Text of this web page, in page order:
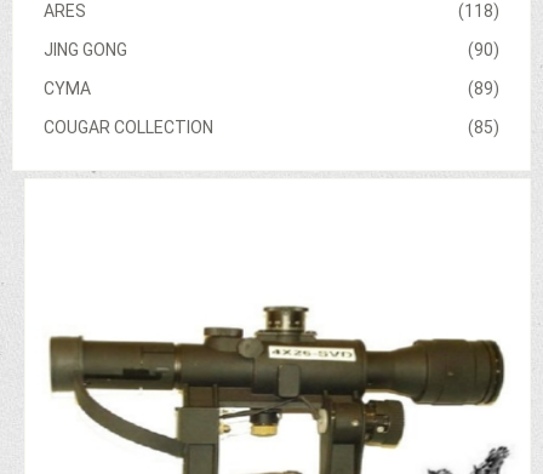
(118)
ARES
(90)
JING GONG
(89)
CYMA
(85)
COUGAR COLLECTION